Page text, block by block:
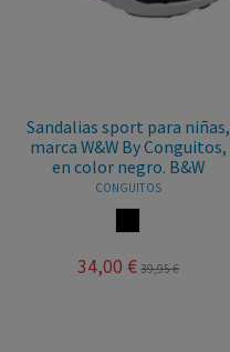
Sandalias sport para niñas,
marca W&W By Conguitos,
en color negro. B&W
CONGUITOS
34,00 € 39,95 €